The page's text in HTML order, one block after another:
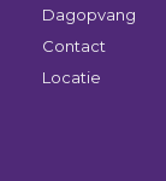
Dagopvang
Contact
Locatie